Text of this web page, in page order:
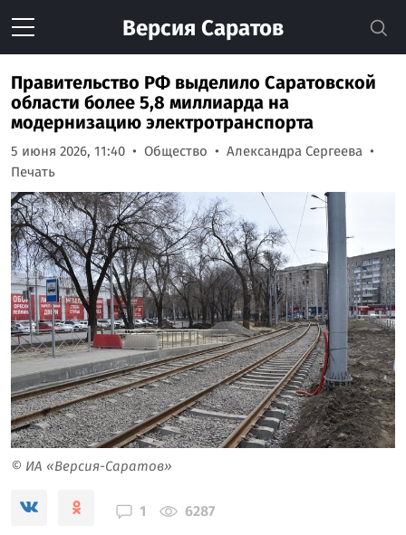
Версия Саратов
Правительство РФ выделило Саратовской
области более 5,8 миллиарда на
модернизацию электротранспорта
5 июня 2026, 11:40 Общество
Александра Сергеева
Печать
© ИА «Версия-Саратов»
1 6287